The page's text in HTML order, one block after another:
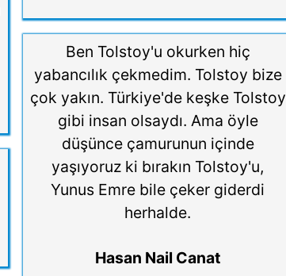
Ben Tolstoy'u okurken hiç
yabancılık çekmedim. Tolstoy bize
çok yakın. Türkiye'de keşke Tolstoy
gibi insan olsaydı. Ama öyle
düşünce çamurunun içinde
yaşıyoruz ki bırakın Tolstoy'u,
Yunus Emre bile çeker giderdi
herhalde.
Hasan Nail Canat